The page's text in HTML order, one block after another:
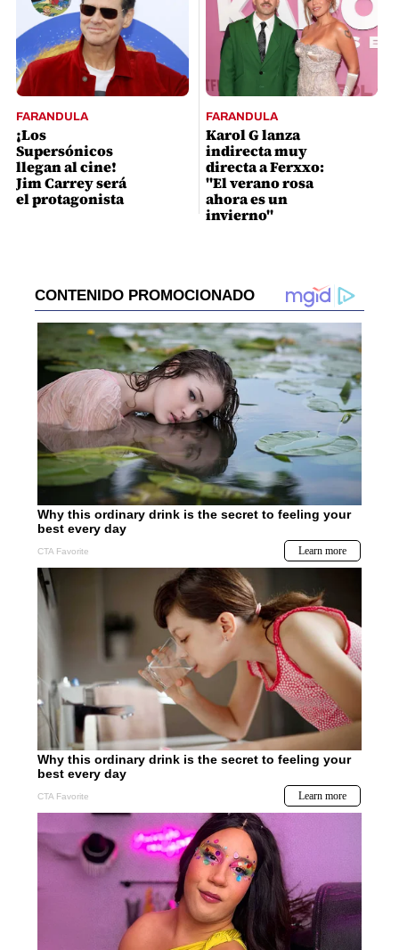
FARANDULA
¡Los
Supersónicos
llegan al cine!
Jim Carrey será
el protagonista
FARANDULA
Karol G lanza
indirecta muy
directa a Ferxxo:
"El verano rosa
ahora es un
invierno"